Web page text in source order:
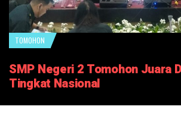
TOMOHON
SMP Negeri 2 Tomohon Juara
Tingkat Nasional